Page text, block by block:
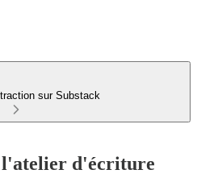
sur Substack
d'écriture